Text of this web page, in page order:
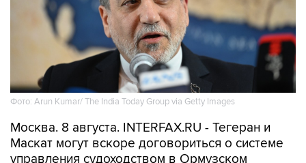
Фото: Arun Kumar/ The India Today Group via Getty Images
Москва. 8 августа. INTERFAX.RU - Тегеран и
Маскат могут вскоре договориться о системе
управления судоходством в Ормузском